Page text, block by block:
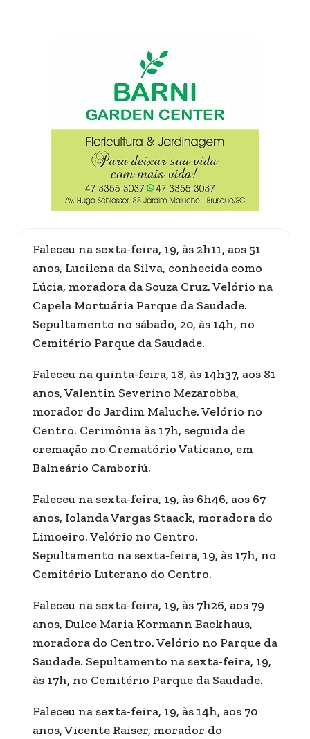
Faleceu na sexta-feira, 19, às 2h11, aos 51
anos, Lucilena da Silva, conhecida como
Lúcia, moradora da Souza Cruz. Velório na
Capela Mortuária Parque da Saudade.
Sepultamento no sábado, 20, às 14h, no
Cemitério Parque da Saudade.
Faleceu na quinta-feira, 18, às 14h37, aos 81
anos, Valentin Severino Mezarobba,
morador do Jardim Maluche. Velório no
Centro. Cerimônia às 17h, seguida de
cremação no Crematório Vaticano, em
Balneário Camboriú.
Faleceu na sexta-feira, 19, às 6h46, aos 67
anos, Iolanda Vargas Staack, moradora do
Limoeiro. Velório no Centro.
Sepultamento na sexta-feira, 19, às 17h, no
Cemitério Luterano do Centro.
Faleceu na sexta-feira, 19, às 7h26, aos 79
anos, Dulce Maria Kormann Backhaus,
moradora do Centro. Velório no Parque da
Saudade. Sepultamento na sexta-feira, 19,
às 17h, no Cemitério Parque da Saudade.
Faleceu na sexta-feira, 19, às 14h, aos 70
anos, Vicente Raiser, morador do